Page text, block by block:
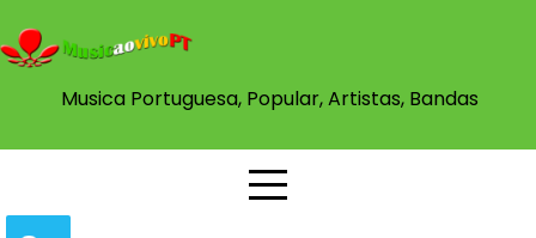
Musica Portuguesa, Popular, Artistas, Bandas